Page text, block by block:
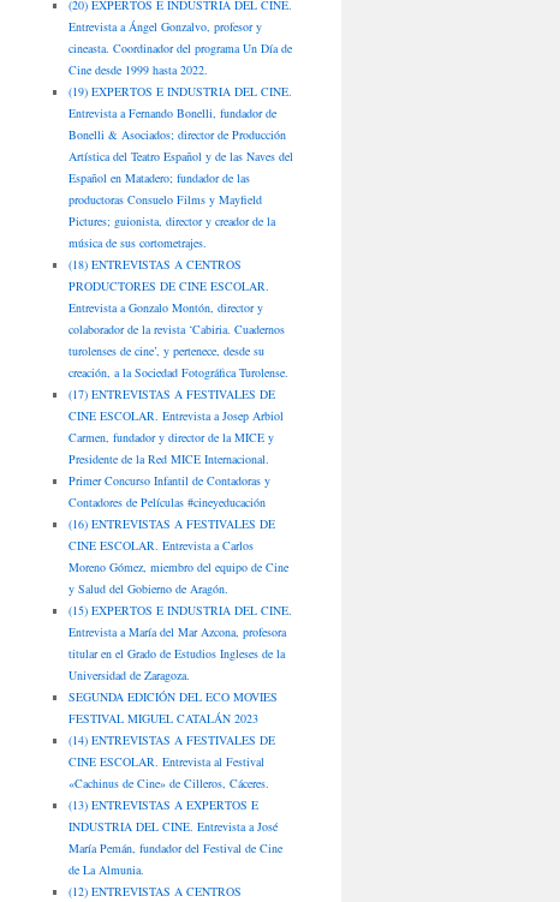
(20) EXPERTOS E INDUSTRIA DEL CINE.
Entrevista a Ángel Gonzalvo, profesor y
cineasta. Coordinador del programa Un Día de
Cine desde 1999 hasta 2022.
(19) EXPERTOS E INDUSTRIA DEL CINE.
Entrevista a Fernando Bonelli, fundador de
Bonelli & Asociados; director de Producción
Artística del Teatro Español y de las Naves del
Español en Matadero; fundador de las
productoras Consuelo Films y Mayfield
Pictures; guionista, director y creador de la
música de sus cortometrajes.
(18) ENTREVISTAS A CENTROS
PRODUCTORES DE CINE ESCOLAR.
Entrevista a Gonzalo Montón, director y
colaborador de la revista ‘Cabiria. Cuadernos
turolenses de cine’, y pertenece, desde su
creación, a la Sociedad Fotográfica Turolense.
(17) ENTREVISTAS A FESTIVALES DE
CINE ESCOLAR. Entrevista a Josep Arbiol
Carmen, fundador y director de la MICE y
Presidente de la Red MICE Internacional.
Primer Concurso Infantil de Contadoras y
Contadores de Películas #cineyeducación
(16) ENTREVISTAS A FESTIVALES DE
CINE ESCOLAR. Entrevista a Carlos
Moreno Gómez, miembro del equipo de Cine
y Salud del Gobierno de Aragón.
(15) EXPERTOS E INDUSTRIA DEL CINE.
Entrevista a María del Mar Azcona, profesora
titular en el Grado de Estudios Ingleses de la
Universidad de Zaragoza.
SEGUNDA EDICIÓN DEL ECO MOVIES
FESTIVAL MIGUEL CATALÁN 2023
(14) ENTREVISTAS A FESTIVALES DE
CINE ESCOLAR. Entrevista al Festival
«Cachinus de Cine» de Cilleros, Cáceres.
(13) ENTREVISTAS A EXPERTOS E
INDUSTRIA DEL CINE. Entrevista a José
María Pemán, fundador del Festival de Cine
de La Almunia.
(12) ENTREVISTAS A CENTROS